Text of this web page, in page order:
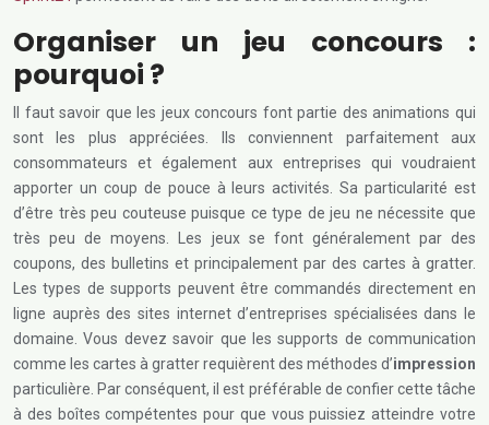
Organiser un jeu concours :
pourquoi ?
Il faut savoir que les jeux concours font partie des animations qui
sont les plus appréciées. Ils conviennent parfaitement aux
consommateurs et également aux entreprises qui voudraient
apporter un coup de pouce à leurs activités. Sa particularité est
d’être très peu couteuse puisque ce type de jeu ne nécessite que
très peu de moyens. Les jeux se font généralement par des
coupons, des bulletins et principalement par des cartes à gratter.
Les types de supports peuvent être commandés directement en
ligne auprès des sites internet d’entreprises spécialisées dans le
domaine. Vous devez savoir que les supports de communication
comme les cartes à gratter requièrent des méthodes d’impression
particulière. Par conséquent, il est préférable de confier cette tâche
à des boîtes compétentes pour que vous puissiez atteindre votre